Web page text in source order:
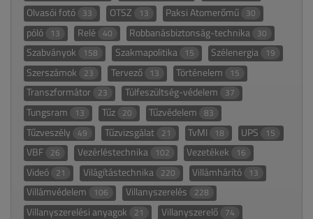
Olvasói fotó 33 OTSZ 13 Paksi Atomerőmű 30
póló 13 Relé 40 Robbanásbiztonság-technika 30
Szabványok 158 Szakmapolitika 15 Szélenergia 19
Szerszámok 23 Tervező 13 Történelem 15
Transzformátor 23 Túlfeszültség-védelem 37
Tungsram 13 Tűz 20 Tűzvédelem 83
Tűzveszély 49 Tűzvizsgálat 21 TvMI 18 UPS 15
VBF 26 Vezérléstechnika 102 Vezetékek 16
Videó 21 Világítástechnika 220 Villámhárító 13
Villámvédelem 106 Villanyszerelés 228
Villanyszerelési anyagok 21 Villanyszerelő 74